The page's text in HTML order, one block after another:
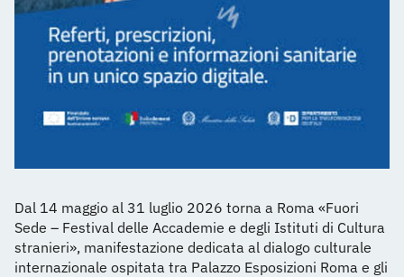
Dal 14 maggio al 31 luglio 2026 torna a Roma «Fuori
Sede – Festival delle Accademie e degli Istituti di Cultura
stranieri», manifestazione dedicata al dialogo culturale
internazionale ospitata tra Palazzo Esposizioni Roma e gli